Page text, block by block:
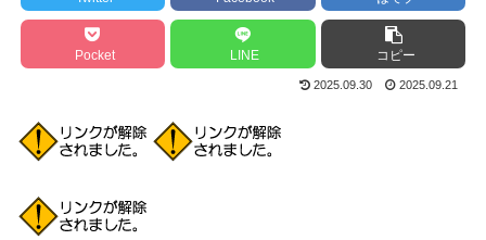
Pocket LINE コピー
2025.09.30 2025.09.21